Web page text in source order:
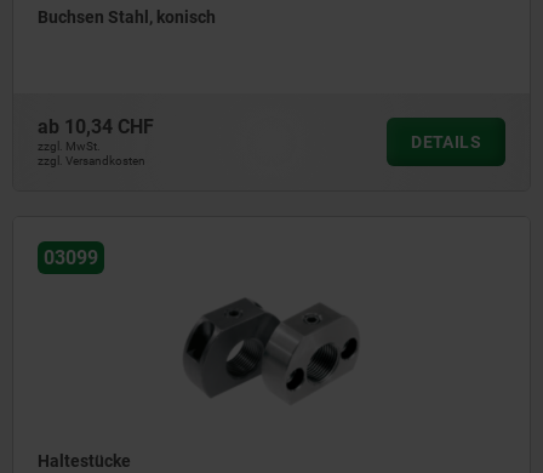
Buchsen Stahl, konisch
ab 10,34 CHF
zzgl. MwSt.
zzgl. Versandkosten
DETAILS
03099
Haltestücke